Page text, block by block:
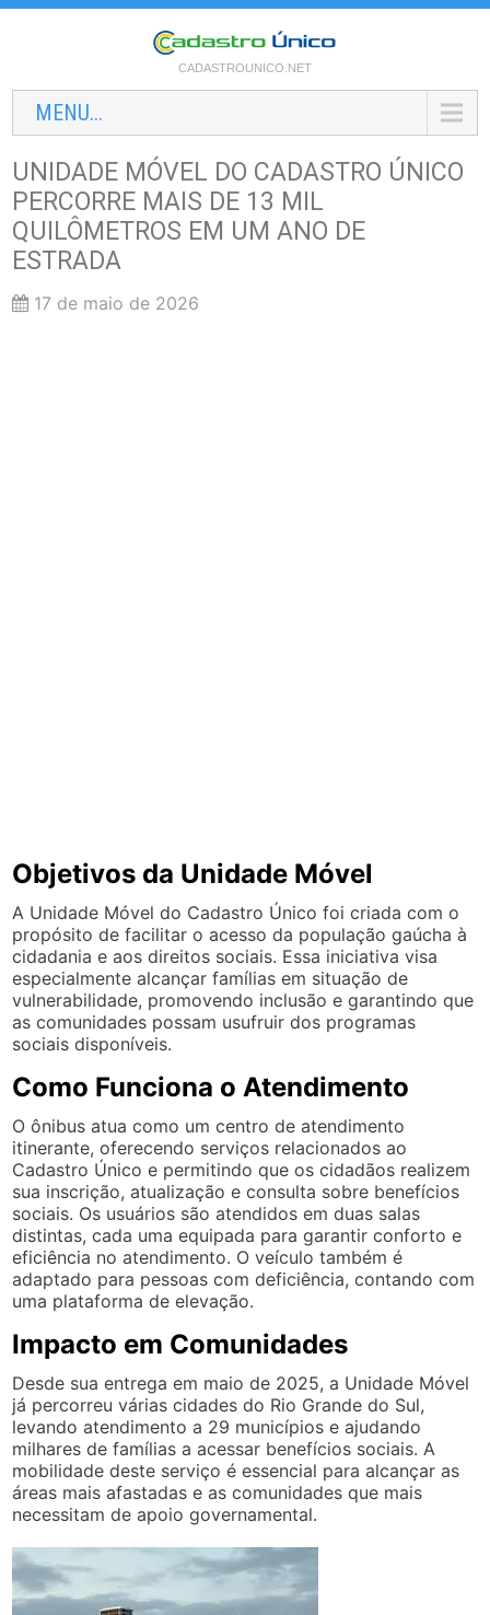
CADASTROUNICO.NET
MENU...
UNIDADE MÓVEL DO CADASTRO ÚNICO
PERCORRE MAIS DE 13 MIL
QUILÔMETROS EM UM ANO DE
ESTRADA
17 de maio de 2026
Objetivos da Unidade Móvel
A Unidade Móvel do Cadastro Único foi criada com o
propósito de facilitar o acesso da população gaúcha à
cidadania e aos direitos sociais. Essa iniciativa visa
especialmente alcançar famílias em situação de
vulnerabilidade, promovendo inclusão e garantindo que
as comunidades possam usufruir dos programas
sociais disponíveis.
Como Funciona o Atendimento
O ônibus atua como um centro de atendimento
itinerante, oferecendo serviços relacionados ao
Cadastro Único e permitindo que os cidadãos realizem
sua inscrição, atualização e consulta sobre benefícios
sociais. Os usuários são atendidos em duas salas
distintas, cada uma equipada para garantir conforto e
eficiência no atendimento. O veículo também é
adaptado para pessoas com deficiência, contando com
uma plataforma de elevação.
Impacto em Comunidades
Desde sua entrega em maio de 2025, a Unidade Móvel
já percorreu várias cidades do Rio Grande do Sul,
levando atendimento a 29 municípios e ajudando
milhares de famílias a acessar benefícios sociais. A
mobilidade deste serviço é essencial para alcançar as
áreas mais afastadas e as comunidades que mais
necessitam de apoio governamental.